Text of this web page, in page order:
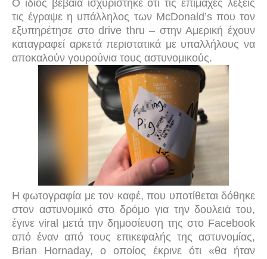
Ο ίδιος βέβαια ισχυρίστηκε ότι τις επίμαχες λέξεις
τις έγραψε η υπάλληλος των McDonald’s που τον
εξυπηρέτησε στοdrive thru – στην Αμερική έχουν
καταγραφεί αρκετά περιστατικά με υπαλλήλους να
αποκαλούν γουρούνια τους αστυνομικούς.
Η φωτογραφία με τον καφέ, που υποτίθεται δόθηκε
στον αστυνομικό στο δρόμο για την δουλειά του,
έγινε viral μετά την δημοσίευση της στο Facebook
από έναν από τους επικεφαλής της αστυνομίας,
Brian Hornaday, ο οποίος έκρινε ότι «θα ήταν